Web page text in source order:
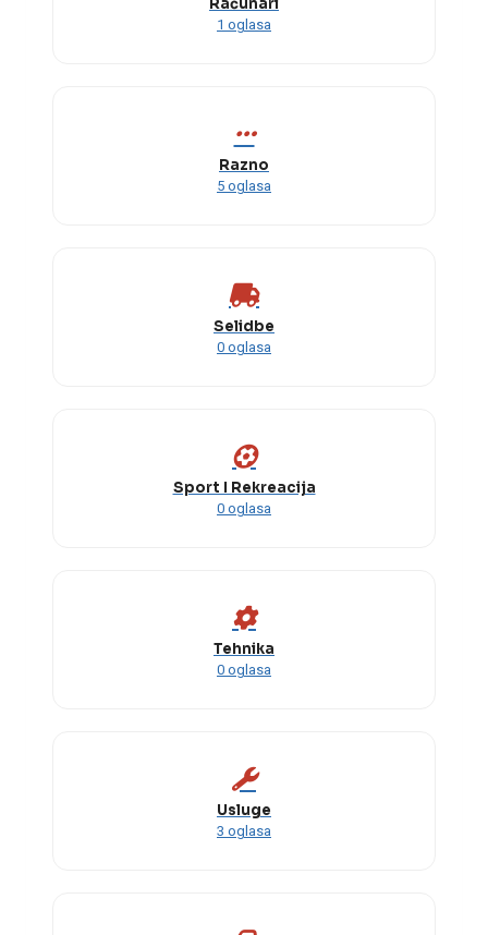
Računari
1 oglasa
Razno
5 oglasa
Selidbe
0 oglasa
Sport I Rekreacija
0 oglasa
Tehnika
0 oglasa
Usluge
3 oglasa